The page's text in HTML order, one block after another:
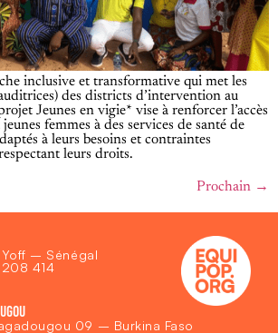
inclusive et transformative qui met les
des districts d’intervention au
Jeunes en vigie* vise à renforcer l’accès
jeunes femmes à des services de santé de
à leurs besoins et contraintes
leurs droits.
Prochain →
Yoff – Sénégal
414
09 – Burkina Faso